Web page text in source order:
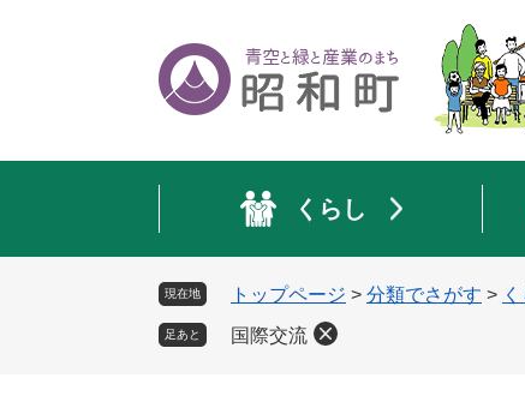
頭
飛
くらし
現在地 トップページ > 分類でさがす >
足あと 国際交流